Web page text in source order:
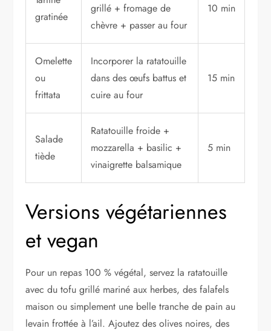
gratinée
grillé + fromage de
chèvre + passer au four
10 min
Omelette
ou
frittata
Incorporer la ratatouille
dans des œufs battus et
cuire au four
15 min
Salade
tiède
Ratatouille froide +
mozzarella + basilic +
vinaigrette balsamique
5 min
Versions végétariennes
et vegan
Pour un repas 100 % végétal, servez la ratatouille
avec du tofu grillé mariné aux herbes, des falafels
maison ou simplement une belle tranche de pain au
levain frottée à l’ail. Ajoutez des olives noires, des